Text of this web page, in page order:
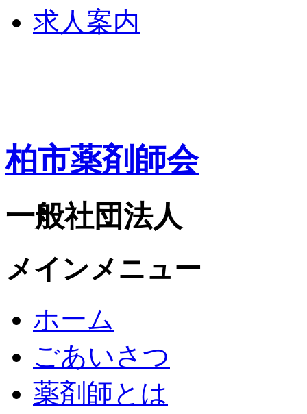
求人案内
柏市薬剤師会
一般社団法人
メインメニュー
ホーム
ごあいさつ
薬剤師とは